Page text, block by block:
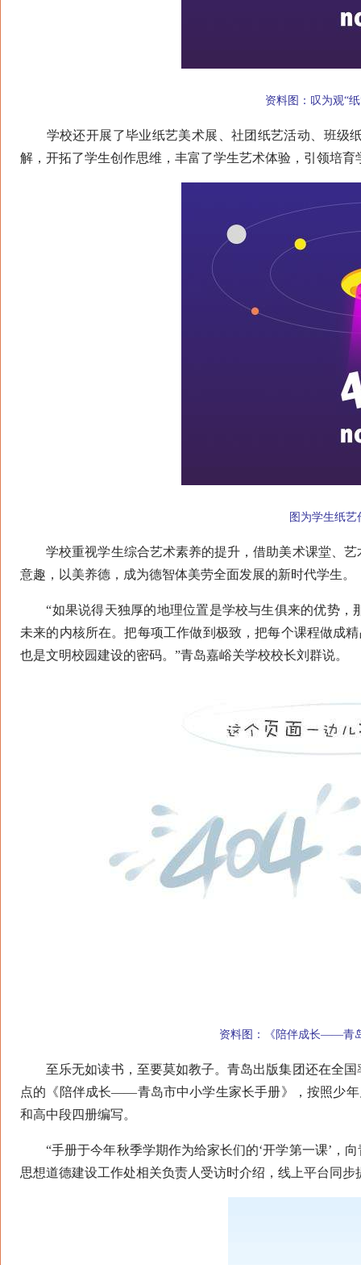
资料图：叹为观“纸
学校还开展了毕业纸艺美术展、社团纸艺活动、班级
解，开拓了学生创作思维，丰富了学生艺术体验，引领培
图为学生纸艺
学校重视学生综合艺术素养的提升，借助美术课堂、艺
意趣，以美养德，成为德智体美劳全面发展的新时代学生。
“如果说得天独厚的地理位置是学校与生俱来的优势，
未来的内核所在。把每项工作做到极致，把每个课程做成
也是文明校园建设的密码。”青岛嘉峪关学校校长刘群说。
资料图：《陪伴成长——青岛
至乐无如读书，至要莫如教子。青岛出版集团还在全国
点的《陪伴成长——青岛市中小学生家长手册》，按照少
和高中段四册编写。
“手册于今年秋季学期作为给家长们的‘开学第一课’，向
思想道德建设工作处相关负责人受访时介绍，线上平台同